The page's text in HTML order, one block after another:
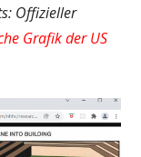
Offizieller
Grafik der US